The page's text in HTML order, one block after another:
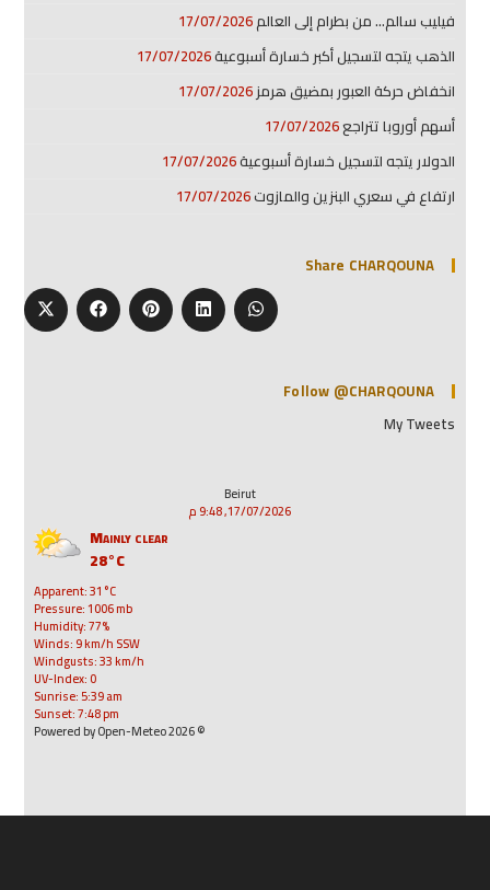
فيليب سالم… من بطرام إلى العالم17/07/2026
الذهب يتجه لتسجيل أكبر خسارة أسبوعية17/07/2026
انخفاض حركة العبور بمضيق هرمز17/07/2026
أسهم أوروبا تتراجع17/07/2026
الدولار يتجه لتسجيل خسارة أسبوعية17/07/2026
ارتفاع في سعري البنزين والمازوت17/07/2026
Share CHARQOUNA
Follow @CHARQOUNA
My Tweets
Beirut
17/07/2026, 9:48 م
Mainly clear
28°C
Apparent: 31°C
Pressure: 1006 mb
Humidity: 77%
Winds: 9 km/h SSW
Windgusts: 33 km/h
UV-Index: 0
Sunrise: 5:39 am
Sunset: 7:48 pm
© 2026 Powered by Open-Meteo